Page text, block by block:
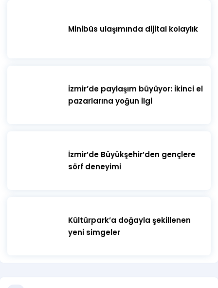
Minibüs ulaşımında dijital kolaylık
İzmir’de paylaşım büyüyor: İkinci el
pazarlarına yoğun ilgi
İzmir’de Büyükşehir’den gençlere
sörf deneyimi
Kültürpark’a doğayla şekillenen
yeni simgeler